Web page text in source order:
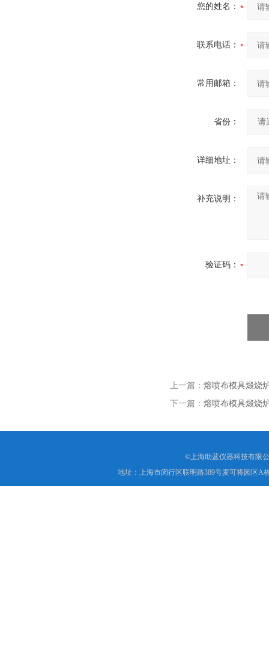
您的姓名：
联系电话：
常用邮箱：
省份：
详细地址：
补充说明：
验证码：
上一篇： 熔喷布模具煅烧
下一篇： 熔喷布模具煅烧
©上海助蓝仪器科技有限
地址：上海市闵行区联明路389号麦可将园区A